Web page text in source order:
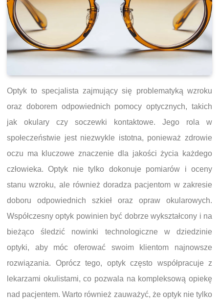
Optyk to specjalista zajmujący się problematyką wzroku
oraz doborem odpowiednich pomocy optycznych, takich
jak okulary czy soczewki kontaktowe. Jego rola w
społeczeństwie jest niezwykle istotna, ponieważ zdrowie
oczu ma kluczowe znaczenie dla jakości życia każdego
człowieka. Optyk nie tylko dokonuje pomiarów i oceny
stanu wzroku, ale również doradza pacjentom w zakresie
doboru odpowiednich szkieł oraz opraw okularowych.
Współczesny optyk powinien być dobrze wykształcony i na
bieżąco śledzić nowinki technologiczne w dziedzinie
optyki, aby móc oferować swoim klientom najnowsze
rozwiązania. Oprócz tego, optyk często współpracuje z
lekarzami okulistami, co pozwala na kompleksową opiekę
nad pacjentem. Warto również zauważyć, że optyk nie tylko